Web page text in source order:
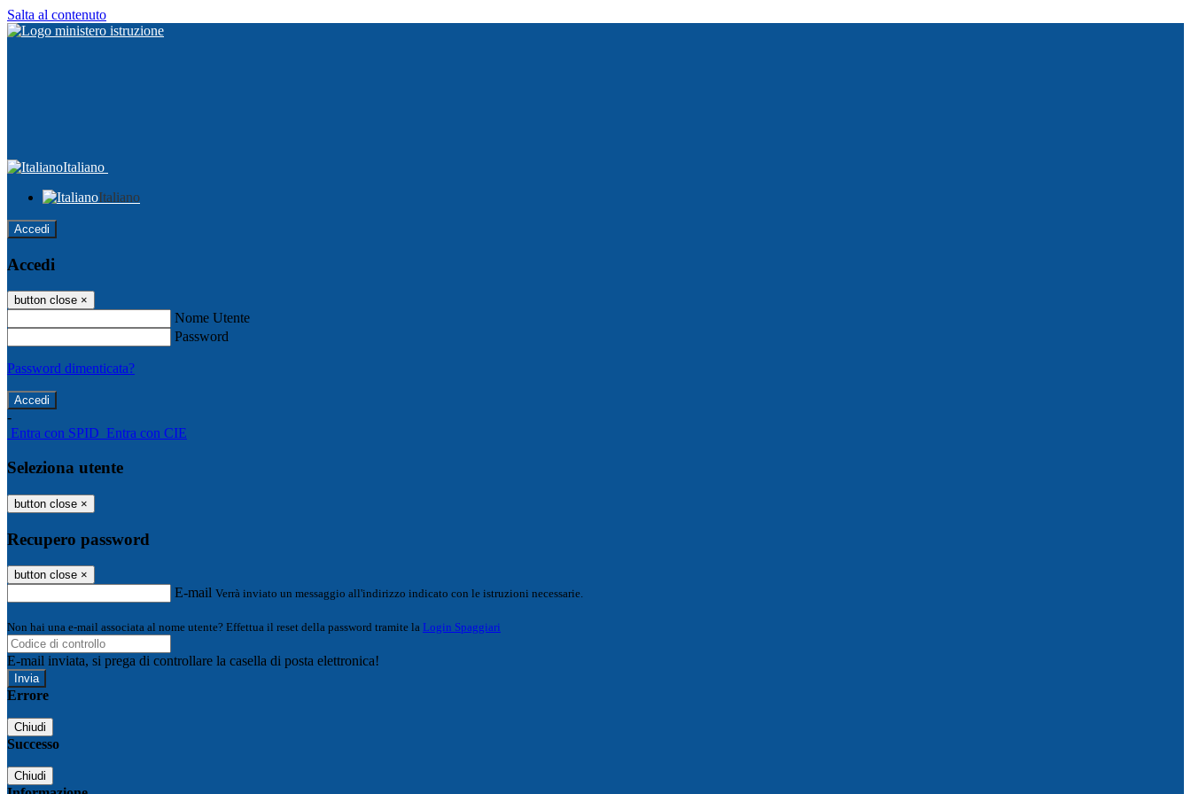
Salta al contenuto
Italiano
Italiano
Accedi
Accedi
button close ×
Nome Utente
Password
Password dimenticata?
-
Entra con SPID Entra con CIE
Seleziona utente
button close ×
Recupero password
button close ×
E-mail Verrà inviato un messaggio all'indirizzo indicato con le istruzioni necessarie.
Non hai una e-mail associata al nome utente? Effettua il reset della password tramite la Login Spaggiari
E-mail inviata, si prega di controllare la casella di posta elettronica!
Errore
Chiudi
Successo
Chiudi